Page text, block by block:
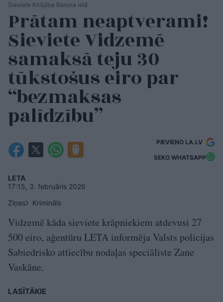
Sieviete Krišjāņa Barona ielā.
Prātam neaptverami!
Sieviete Vidzemē
samaksā teju 30
tūkstošus eiro par
“bezmaksas
palīdzību”
PIEVIENO LA.LV
SEKO WHATSAPP
LETA
17:15, 3. februāris 2026
Ziņas
Krimināls
Vidzemē kāda sieviete krāpniekiem atdevusi 27
500 eiro, aģentūru LETA informēja Valsts policijas
Sabiedrisko attiecību nodaļas speciāliste Zane
Vaskāne.
LASĪTĀKIE